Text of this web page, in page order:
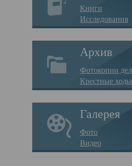
Книги
Исследования
Архив
Фотокопии дел
Крестные ходы
Галерея
Фото
Видео